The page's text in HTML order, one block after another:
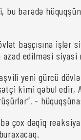
bu barədə
başçısına işlər
azad edilməsi siyasi
yeni gürcü
kimi qəbul edir,
-
çox dəqiq